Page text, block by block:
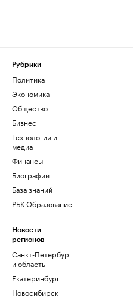
Рубрики
Политика
Экономика
Общество
Бизнес
Технологии и
медиа
Финансы
Биографии
База знаний
РБК Образование
Новости
регионов
Санкт-Петербург
и область
Екатеринбург
Новосибирск